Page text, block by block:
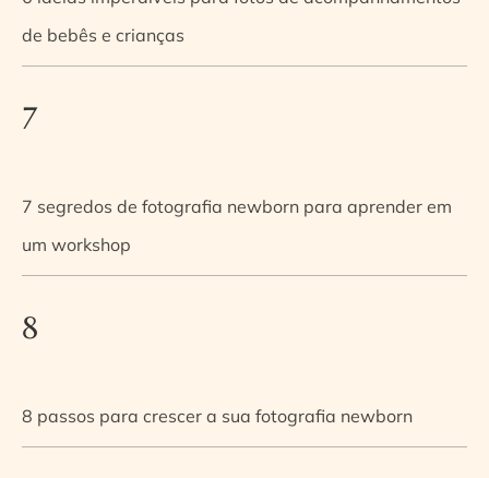
de bebês e crianças
7
7 segredos de fotografia newborn para aprender em
um workshop
8
8 passos para crescer a sua fotografia newborn